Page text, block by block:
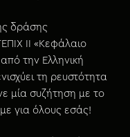
δράσης
ΙΙ «Κεφάλαιο
την Ελληνική
τη ρευστότητα
μία συζήτηση με το
για όλους εσάς!